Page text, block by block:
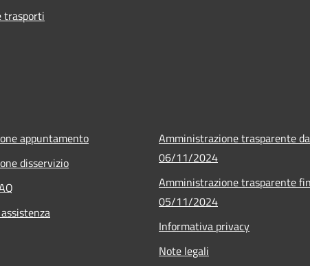
trasporti
appuntamento
disservizio
Amministrazione trasparente
06/11/2024
Amministrazione trasparente
05/11/2024
Informativa privacy
Note legali